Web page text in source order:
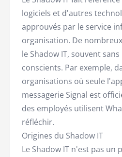
logiciels et d'autres
approuvés par le service
organisation. De
le Shadow IT, souvent
conscients. Par exemple,
organisations où seule
messagerie Signal est
des employés utilisent
réfléchir.
Origines du Shadow IT
Le Shadow IT n'est pas un